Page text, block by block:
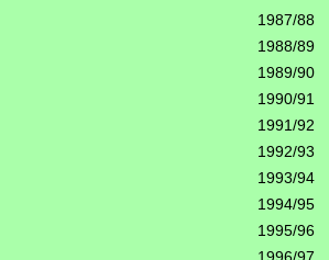
1987/88
1988/89
1989/90
1990/91
1991/92
1992/93
1993/94
1994/95
1995/96